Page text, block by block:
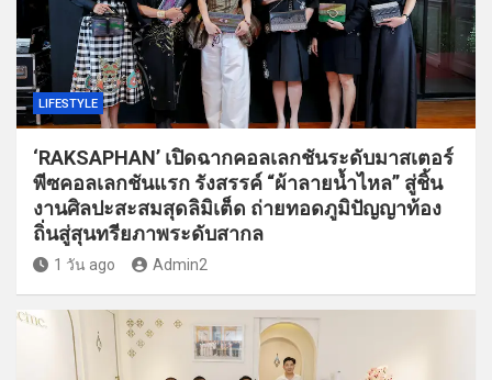
LIFESTYLE
‘RAKSAPHAN’ เปิดฉากคอลเลกชันระดับมาสเตอร์
พีซคอลเลกชันแรก รังสรรค์ “ผ้าลายน้ำไหล” สู่ชิ้น
งานศิลปะสะสมสุดลิมิเต็ด ถ่ายทอดภูมิปัญญาท้อง
ถิ่นสู่สุนทรียภาพระดับสากล
1 วัน ago Admin2